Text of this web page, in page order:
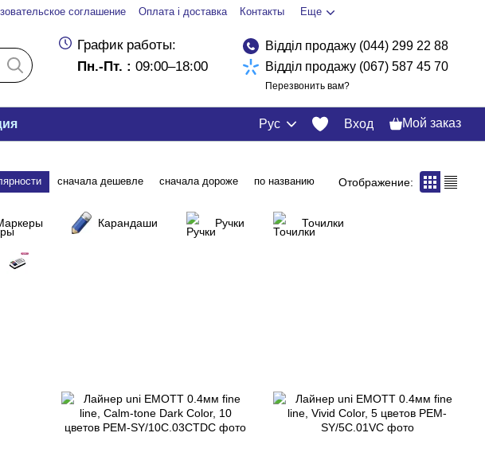
соглашение Оплата і доставка Контакты Еще
График работы:
Пн.-Пт. : 09:00–18:00
Відділ продажу (044) 299 22 88
Відділ продажу (067) 587 45 70
Перезвонить вам?
Рус Вход Мой заказ
сначала дешевле сначала дороже по названию Отображение:
Карандаши Ручки Точилки